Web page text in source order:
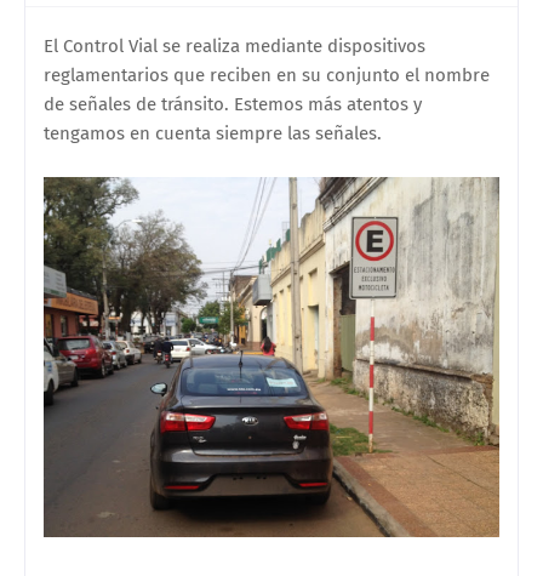
El Control Vial se realiza mediante dispositivos
reglamentarios que reciben en su conjunto el nombre
de señales de tránsito. Estemos más atentos y
tengamos en cuenta siempre las señales.